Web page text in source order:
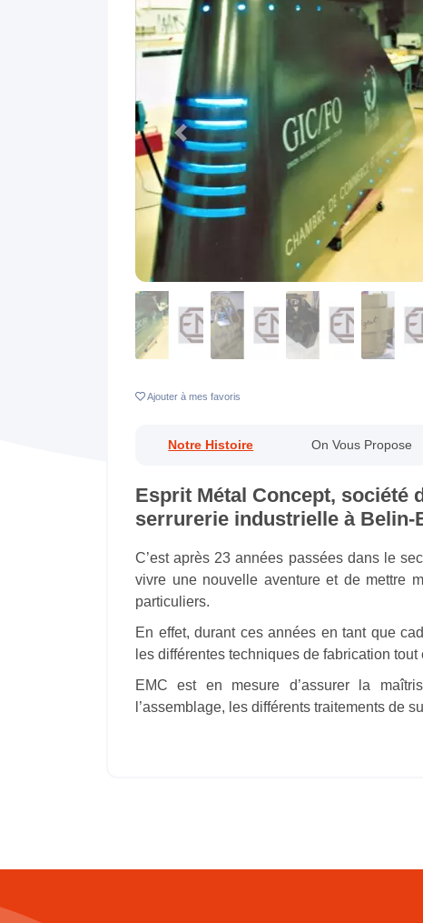
Previous
Ajouter à mes favoris
Notre Histoire On Vous Propose
Esprit Métal Concept, société
serrurerie industrielle à Belin-
C’est après 23 années passées dans le
vivre une nouvelle aventure et de mettre
particuliers.
En effet, durant ces années en tant que
les différentes techniques de fabrication
EMC est en mesure d’assurer la
l’assemblage, les différents traitements de